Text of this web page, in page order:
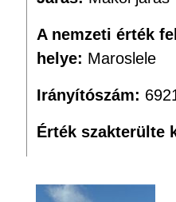
A nemzeti érték
helye: Maroslele
Irányítószám:
Érték szakterülte